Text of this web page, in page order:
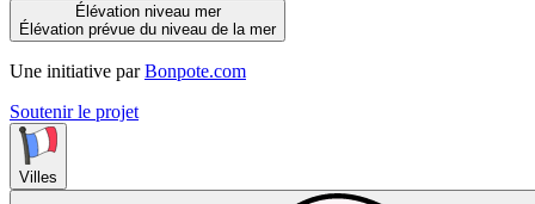
Élévation niveau mer
Élévation prévue du niveau de la mer
Une initiative par Bonpote.com
Soutenir le projet
Villes